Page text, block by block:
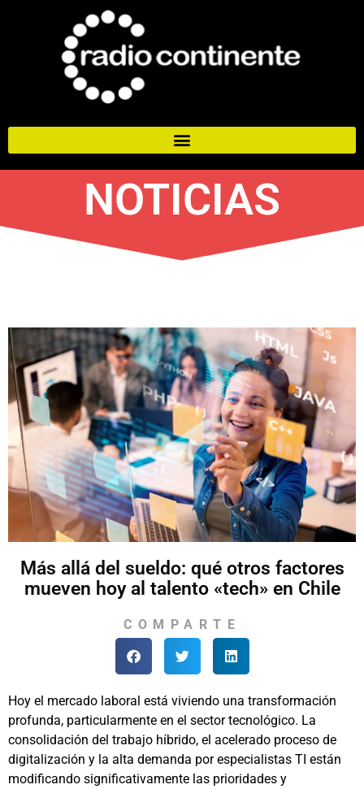
NOTICIAS
Más allá del sueldo: qué otros factores
mueven hoy al talento «tech» en Chile
COMPARTE
Hoy el mercado laboral está viviendo una transformación
profunda, particularmente en el sector tecnológico. La
consolidación del trabajo híbrido, el acelerado proceso de
digitalización y la alta demanda por especialistas TI están
modificando significativamente las prioridades y